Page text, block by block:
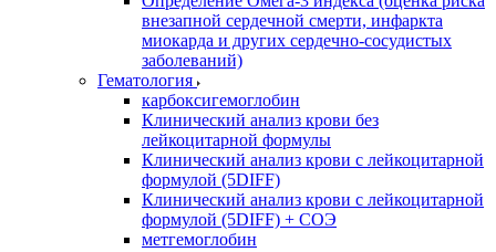
внезапной сердечной смерти, инфаркта
миокарда и других сердечно-сосудистых
заболеваний)
Гематология
карбоксигемоглобин
Клинический анализ крови без
лейкоцитарной формулы
Клинический анализ крови с лейкоцитарной
формулой (5DIFF)
Клинический анализ крови с лейкоцитарной
формулой (5DIFF) + СОЭ
метгемоглобин